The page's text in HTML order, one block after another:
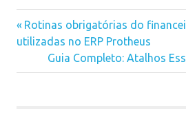
estoque
financeiro
instagram
Navegação
Previous
Post:
Rotinas obrigatórias do
utilizadas no ERP Protheus
Next
Post:
Guia Completo: Atalhos